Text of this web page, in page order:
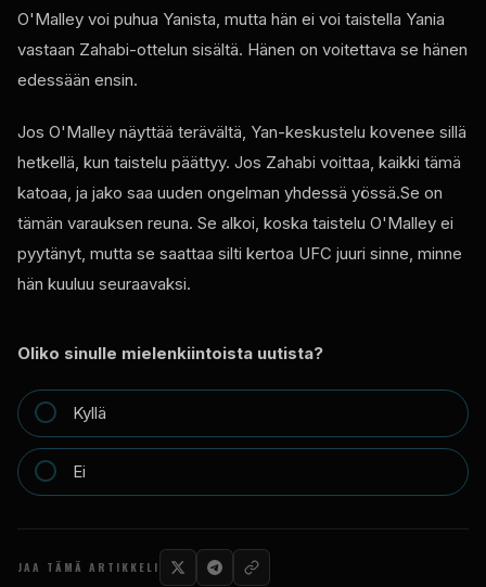
O'Malley voi puhua Yanista, mutta hän ei voi taistella Yania
vastaan Zahabi-ottelun sisältä. Hänen on voitettava se hänen
edessään ensin.
Jos O'Malley näyttää terävältä, Yan-keskustelu kovenee sillä
hetkellä, kun taistelu päättyy. Jos Zahabi voittaa, kaikki tämä
katoaa, ja jako saa uuden ongelman yhdessä yössä.Se on
tämän varauksen reuna. Se alkoi, koska taistelu O'Malley ei
pyytänyt, mutta se saattaa silti kertoa UFC juuri sinne, minne
hän kuuluu seuraavaksi.
Oliko sinulle mielenkiintoista uutista?
Kyllä
Ei
JAA TÄMÄ ARTIKKELI